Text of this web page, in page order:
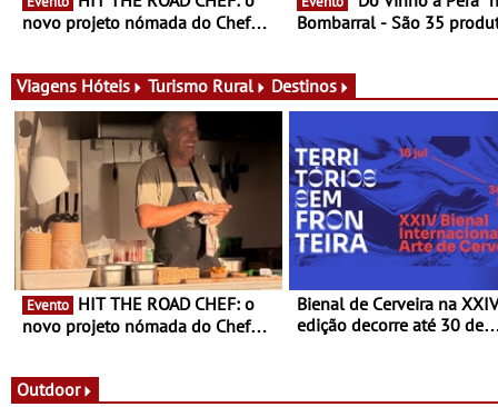
novo projeto nómada do Chef
que percorre Portugal
Bombarral - São 35
Viagens Hóteis Turismo Rural Destinos
Evento
novo projeto nómada do Chef
que percorre Portugal
Bienal de Cerveira na XXIV
edição decorre até 30 de
Outdoor